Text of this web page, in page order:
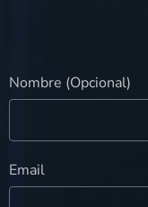
Nombre (Opcional)
Email